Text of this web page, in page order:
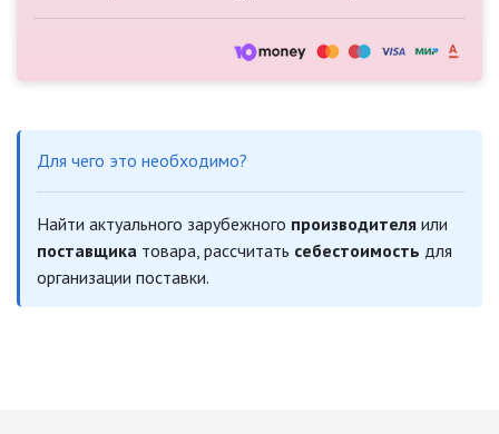
Для чего это необходимо?
Найти актуального зарубежного производителя или
поставщика товара, рассчитать себестоимость для
организации поставки.